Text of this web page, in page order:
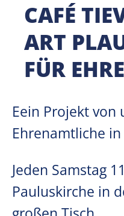
CAFÉ
ART
FÜR
Eein Projekt von
Ehrenamtliche
Jeden Samstag
Pauluskirche in